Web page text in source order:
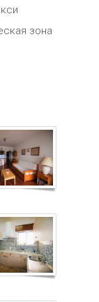
зона